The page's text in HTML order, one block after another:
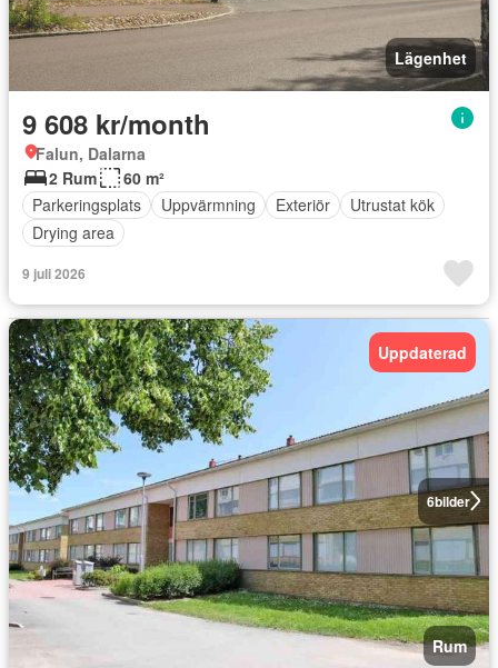
Lägenhet
9 608 kr/month
Falun, Dalarna
2 Rum
60 m²
Parkeringsplats
Uppvärmning Exteriör
Utrustat kök
Drying area
9 juli 2026
6bilder
Uppdaterad
Rum